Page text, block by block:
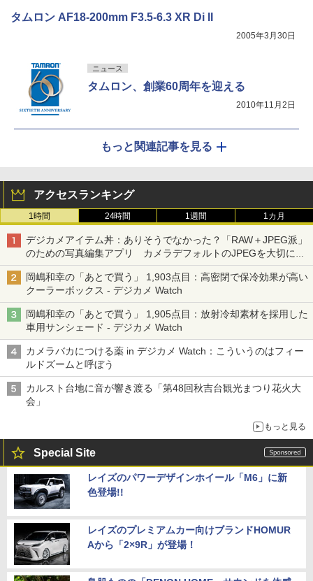
タムロン AF18-200mm F3.5-6.3 XR Di II
2005年3月30日
ニュース
タムロン、創業60周年を迎える
2010年11月2日
もっと関連記事を見る
アクセスランキング
1時間 24時間 1週間 1カ月
デジカメアイテム丼：ありそうでなかった？「RAW＋JPEG派」
のための写真編集アプリ カメラデフォルトのJPEGを大切にす
る「Filmator」
岡嶋和幸の「あとで買う」 1,903点目：高密閉で保冷効果が高い
クーラーボックス - デジカメ Watch
岡嶋和幸の「あとで買う」 1,905点目：放射冷却素材を採用した
車用サンシェード - デジカメ Watch
カメラバカにつける薬 in デジカメ Watch：こういうのはフィー
ルドズームと呼ぼう
カルスト台地に音が響き渡る「第48回秋吉台観光まつり花火大
会」
もっと見る
Special Site
レイズのパワーデザインホイール「M6」に新
色登場!!
レイズのプレミアムカー向けブランドHOMUR
Aから「2×9R」が登場！